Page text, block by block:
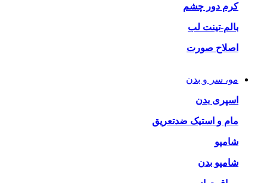
کرم دور چشم
بالم-تینت لب
اصلاح صورت
مو، سر و بدن
اسپری بدن
مام و استیک ضدتعریق
شامپو
شامپو بدن